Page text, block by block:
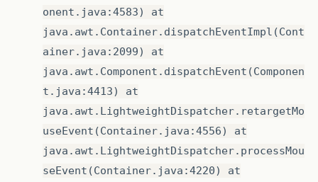
onent.java:4583) at
java.awt.Container.dispatchEventImpl(Cont
ainer.java:2099) at
java.awt.Component.dispatchEvent(Componen
t.java:4413) at
java.awt.LightweightDispatcher.retargetMo
useEvent(Container.java:4556) at
java.awt.LightweightDispatcher.processMou
seEvent(Container.java:4220) at